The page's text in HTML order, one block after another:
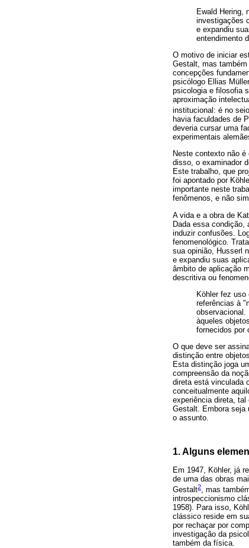
Ewald Hering,
investigações
e expandiu
entendimento
O motivo de iniciar
Gestalt, mas
concepções
psicólogo Ellias
psicologia e filosofia
aproximação
institucional: é no
havia faculdades de
deveria cursar uma
experimentais
Neste contexto não
disso, o examinador
Este trabalho, que
foi apontado por
importante neste
fenômenos, e não
A vida e a obra de
Dada essa condição,
induzir confusões.
fenomenológico.
sua opinião, Husserl
e expandiu suas
âmbito de aplicação
descritiva ou
Köhler fez
referências à
observacional.
àqueles
fornecidos por
O que deve ser
distinção entre
Esta distinção joga
compreensão da
direta está vinculada
conceitualmente
experiência direta,
Gestalt. Embora seja
o assunto.
1. Alguns
Em 1947, Köhler, já
de uma das obras
Gestalt2
, mas
introspeccionismo
1958). Para isso,
clássico reside em
por rechaçar por
investigação da
também da física.